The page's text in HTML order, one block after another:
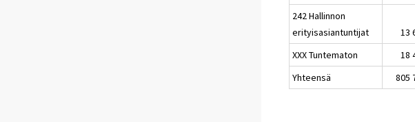
242 Hallinnon
erityisasiantuntijat
13
XXX Tuntematon
18
Yhteensä
805